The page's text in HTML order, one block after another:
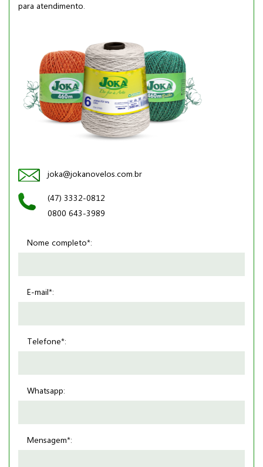
para atendimento.
joka@jokanovelos.com.br
(47) 3332-0812
0800 643-3989
Nome completo*:
E-mail*:
Telefone*:
Whatsapp:
Mensagem*: